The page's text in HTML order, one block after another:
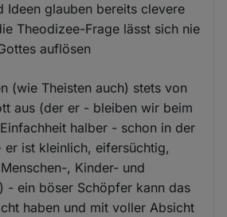
Ideen glauben bereits clevere
Theodizee-Frage lässt sich nie
auflösen
(wie Theisten auch) stets von
aus (der er - bleiben wir beim
halber - schon in der
ist kleinlich, eifersüchtig,
, Kinder- und
- ein böser Schöpfer kann das
haben und mit voller Absicht